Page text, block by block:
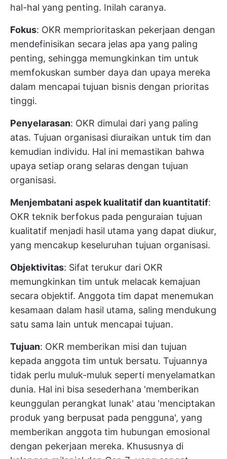
hal-hal yang penting. Inilah caranya.
Fokus: OKR memprioritaskan pekerjaan dengan
mendefinisikan secara jelas apa yang paling
penting, sehingga memungkinkan tim untuk
memfokuskan sumber daya dan upaya mereka
dalam mencapai tujuan bisnis dengan prioritas
tinggi.
Penyelarasan: OKR dimulai dari yang paling
atas. Tujuan organisasi diuraikan untuk tim dan
kemudian individu. Hal ini memastikan bahwa
upaya setiap orang selaras dengan tujuan
organisasi.
Menjembatani aspek kualitatif dan kuantitatif:
OKR teknik berfokus pada penguraian tujuan
kualitatif menjadi hasil utama yang dapat diukur,
yang mencakup keseluruhan tujuan organisasi.
Objektivitas: Sifat terukur dari OKR
memungkinkan tim untuk melacak kemajuan
secara objektif. Anggota tim dapat menemukan
kesamaan dalam hasil utama, saling mendukung
satu sama lain untuk mencapai tujuan.
Tujuan: OKR memberikan misi dan tujuan
kepada anggota tim untuk bersatu. Tujuannya
tidak perlu muluk-muluk seperti menyelamatkan
dunia. Hal ini bisa sesederhana 'memberikan
keunggulan perangkat lunak' atau 'menciptakan
produk yang berpusat pada pengguna', yang
memberikan anggota tim hubungan emosional
dengan pekerjaan mereka. Khususnya di